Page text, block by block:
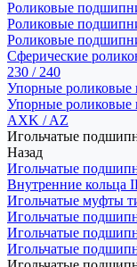
Роликовые
Роликовые
Роликовые
Сферические
230 / 240
Упорные
Упорные роликовые
AXK / AZ
Игольчатые
Назад
Игольчатые
Внутренние кольца
Игольчатые муфты
Игольчатые
Игольчатые
Игольчатые